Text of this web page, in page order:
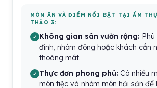
MÓN ĂN VÀ ĐIỂM NỔI BẬT TẠI ẨM
THẢO 3:
Không gian sân vườn rộng:
đình, nhóm đông hoặc khách cần
thoáng mát.
Thực đơn phong phú: Có nhiều
món tiệc và nhóm món hải sản để